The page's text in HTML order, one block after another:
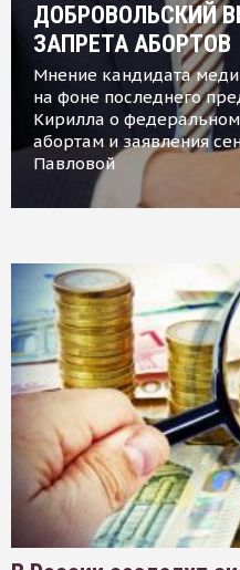
ДОБРОВОЛЬСКИЙ
ЗАПРЕТА АБОРТОВ
Мнение кандидата
на фоне последнего
Кирилла о
абортам и заявления
Павловой